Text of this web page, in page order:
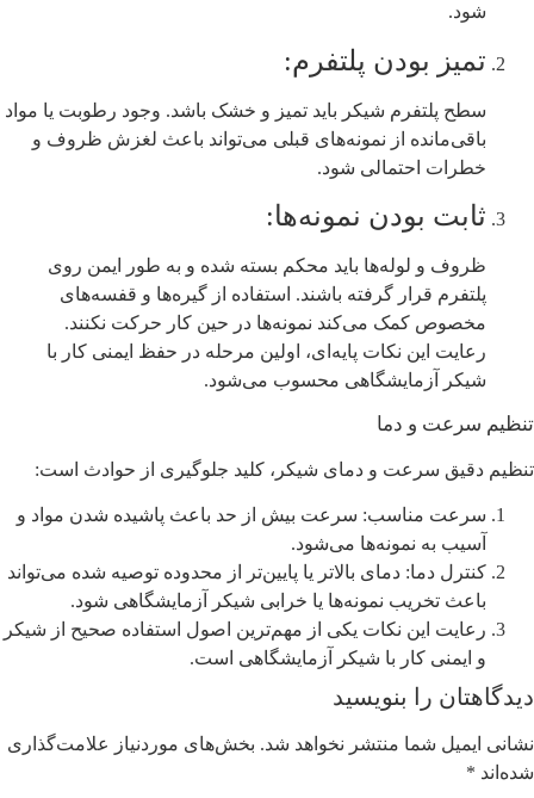
شود.
تمیز بودن پلتفرم:
سطح پلتفرم شیکر باید تمیز و خشک باشد. وجود رطوبت یا مواد
باقی‌مانده از نمونه‌های قبلی می‌تواند باعث لغزش ظروف و
خطرات احتمالی شود.
ثابت بودن نمونه‌ها:
ظروف و لوله‌ها باید محکم بسته شده و به طور ایمن روی
پلتفرم قرار گرفته باشند. استفاده از گیره‌ها و قفسه‌های
مخصوص کمک می‌کند نمونه‌ها در حین کار حرکت نکنند.
رعایت این نکات پایه‌ای، اولین مرحله در حفظ ایمنی کار با
شیکر آزمایشگاهی محسوب می‌شود.
تنظیم سرعت و دما
تنظیم دقیق سرعت و دمای شیکر، کلید جلوگیری از حوادث است:
سرعت مناسب: سرعت بیش از حد باعث پاشیده شدن مواد و
آسیب به نمونه‌ها می‌شود.
کنترل دما: دمای بالاتر یا پایین‌تر از محدوده توصیه شده می‌تواند
باعث تخریب نمونه‌ها یا خرابی شیکر آزمایشگاهی شود.
رعایت این نکات یکی از مهم‌ترین اصول استفاده صحیح از شیکر
و ایمنی کار با شیکر آزمایشگاهی است.
دیدگاهتان را بنویسید
نشانی ایمیل شما منتشر نخواهد شد. بخش‌های موردنیاز علامت‌گذاری
شده‌اند *